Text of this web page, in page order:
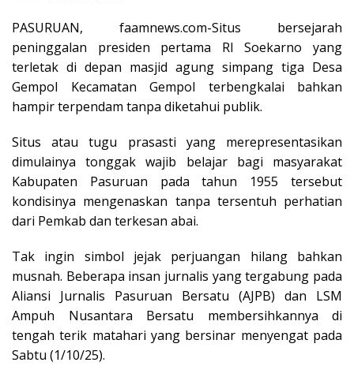
PASURUAN, faamnews.com-Situs bersejarah
peninggalan presiden pertama RI Soekarno yang
terletak di depan masjid agung simpang tiga Desa
Gempol Kecamatan Gempol terbengkalai bahkan
hampir terpendam tanpa diketahui publik.
Situs atau tugu prasasti yang merepresentasikan
dimulainya tonggak wajib belajar bagi masyarakat
Kabupaten Pasuruan pada tahun 1955 tersebut
kondisinya mengenaskan tanpa tersentuh perhatian
dari Pemkab dan terkesan abai.
Tak ingin simbol jejak perjuangan hilang bahkan
musnah. Beberapa insan jurnalis yang tergabung pada
Aliansi Jurnalis Pasuruan Bersatu (AJPB) dan LSM
Ampuh Nusantara Bersatu membersihkannya di
tengah terik matahari yang bersinar menyengat pada
Sabtu (1/10/25).